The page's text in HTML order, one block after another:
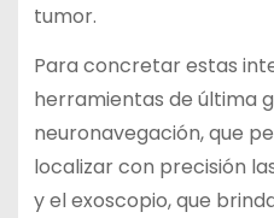
tumor.
Para concretar estas
herramientas de última
neuronavegación, que
localizar con precisión
y el exoscopio, que